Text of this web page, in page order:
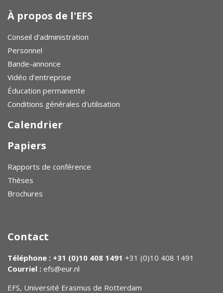
À propos de l'EFS
Conseil d'administration
Personnel
Bande-annonce
Vidéo d'entreprise
Éducation permanente
Conditions générales d'utilisation
Calendrier
Papiers
Rapports de conférence
Thèses
Brochures
Contact
Téléphone : +31 (0)10 408 1491 +31 (0)10 408 1491
Courriel : efs@eur.nl
EFS, Université Erasmus de Rotterdam